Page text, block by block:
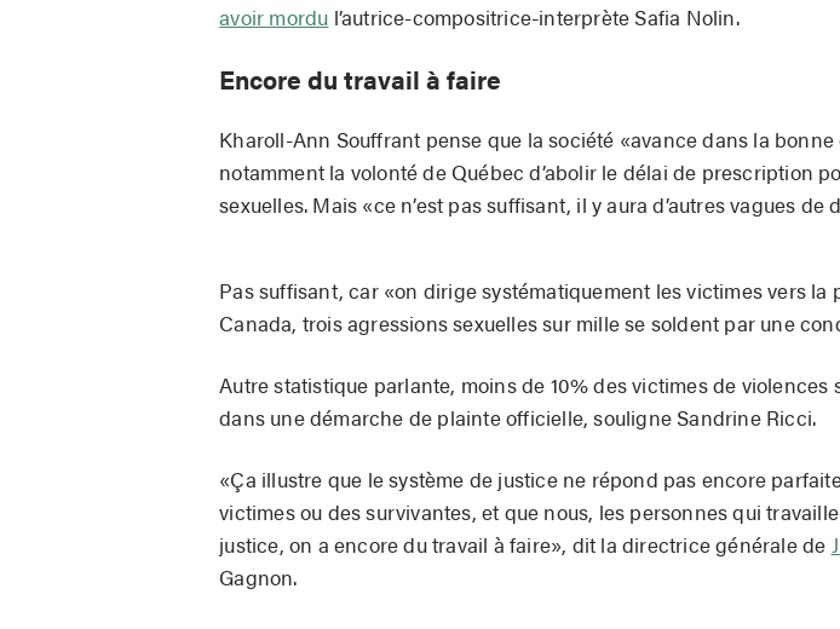
avoir mordu l’autrice-compositrice-interprète Safia Nolin.
Encore du travail à faire
Kharoll-Ann Souffrant pense que la société «avance dans la
notamment la volonté de Québec d’abolir le délai de prescription
sexuelles. Mais «ce n’est pas suffisant, il y aura d’autres vagues de
Pas suffisant, car «on dirige systématiquement les victimes vers la
Canada, trois agressions sexuelles sur mille se soldent par une
Autre statistique parlante, moins de 10% des victimes de violences
dans une démarche de plainte officielle, souligne Sandrine Ricci.
«Ça illustre que le système de justice ne répond pas encore
victimes ou des survivantes, et que nous, les personnes qui
justice, on a encore du travail à faire», dit la directrice générale de
Gagnon.